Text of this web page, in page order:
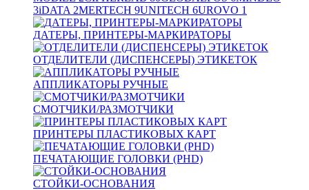
3iDATA 2MERTECH 9UNITECH 6UROVO 1
ДАТЕРЫ, ПРИНТЕРЫ-МАРКИРАТОРЫ
ОТДЕЛИТЕЛИ (ДИСПЕНСЕРЫ) ЭТИКЕТОК
АППЛИКАТОРЫ РУЧНЫЕ
СМОТЧИКИ/РАЗМОТЧИКИ
ПРИНТЕРЫ ПЛАСТИКОВЫХ КАРТ
ПЕЧАТАЮЩИЕ ГОЛОВКИ (PHD)
СТОЙКИ-ОСНОВАНИЯ